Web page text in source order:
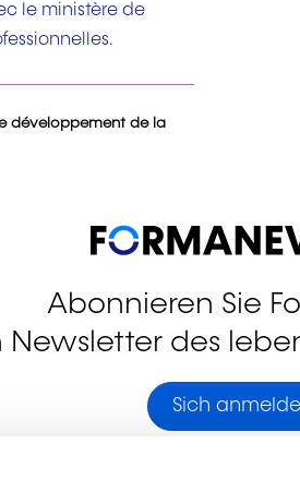
le ministère de
développement de la
Abonnieren Sie
Newsletter des
Sich